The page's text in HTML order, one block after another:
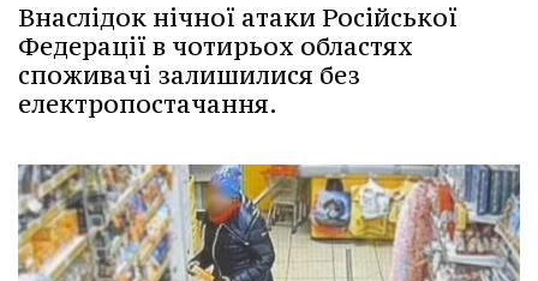
Внаслідок нічної атаки Російської
Федерації в чотирьох областях
споживачі залишилися без
електропостачання.